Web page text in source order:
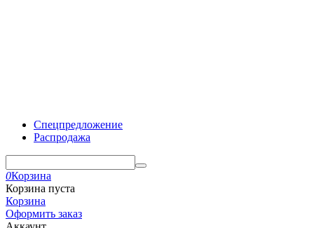
Спецпредложение
Распродажа
0Корзина
Корзина пуста
Корзина
Оформить заказ